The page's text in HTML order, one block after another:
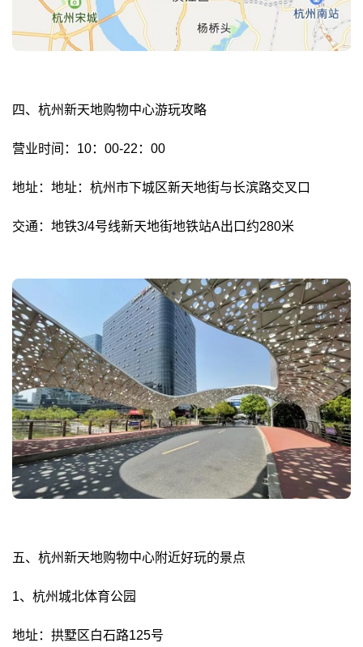
四、杭州新天地购物中心游玩攻略
营业时间：10：00-22：00
地址：地址：杭州市下城区新天地街与长滨路交叉口
交通：地铁3/4号线新天地街地铁站A出口约280米
五、杭州新天地购物中心附近好玩的景点
1、杭州城北体育公园
地址：拱墅区白石路125号